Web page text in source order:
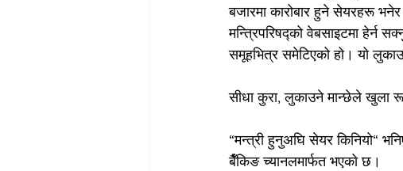
बजारमा कारोबार हुने सेयरहरू
मन्त्रिपरिषद्को वेबसाइटमा हेर्न
समूहभित्र समेटिएको हो। यो
सीधा कुरा, लुकाउने मान्छेले खुला
“मन्त्री हुनुअघि सेयर किनियो“
बैँकिङ च्यानलमार्फत भएको छ।